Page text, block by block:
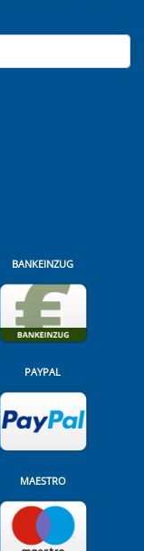
BANKEINZUG
PAYPAL
MAESTRO